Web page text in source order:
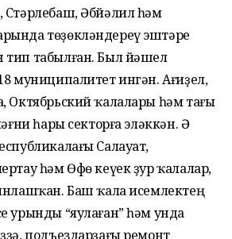
Стәрлебаш, Әбйәлил һәм
төҙөкләндереү эштәре
табылған. Был йәшел
муниципалитет ингән. Ағиҙел,
Октябрьский ҡалалары һәм тағы
һары секторға эләккән. Ә
Салауат,
һәм Өфө кеүек ҙур ҡалалар,
Баш ҡала исемлектең
урынды “яулаған” һәм унда
подъездарҙағы ремонт